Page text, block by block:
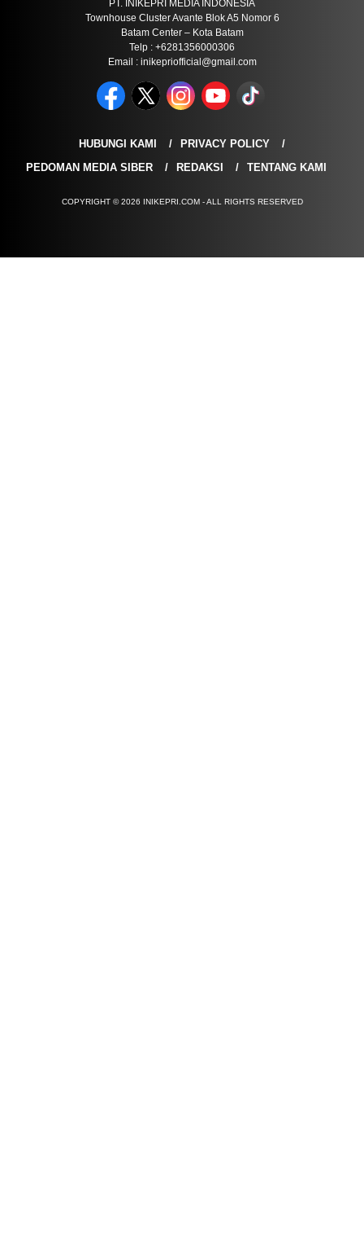
PT. INIKEPRI MEDIA INDONESIA
Townhouse Cluster Avante Blok A5 Nomor 6
Batam Center – Kota Batam
Telp : +6281356000306
Email : inikepriofficial@gmail.com
HUBUNGI KAMI
PRIVACY POLICY
PEDOMAN MEDIA SIBER
REDAKSI TENTANG KAMI
COPYRIGHT © 2026 INIKEPRI.COM - ALL RIGHTS RESERVED